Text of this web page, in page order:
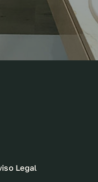
Legal